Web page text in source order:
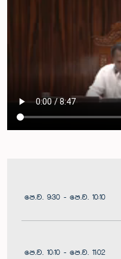
පෙ.ව. 9:30 - පෙ.ව. 10:10
පෙ.ව. 10:10 - පෙ.ව. 11:02